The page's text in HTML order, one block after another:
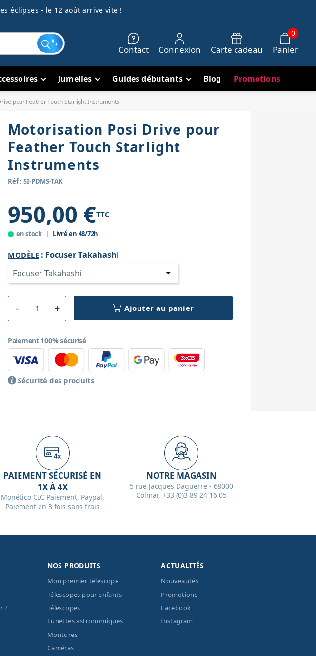
éclipses - le 12 août arrive vite !
Contact Connexion Carte cadeau Panier
0
Jumelles Guides débutants Blog Promotions
pour Feather Touch Starlight Instruments
Motorisation Posi Drive pour
Feather Touch Starlight
Instruments
Réf : SI-PDMS-TAK
950,00 €TTC
en stock Livré en 48/72h
MODÈLE : Focuser Takahashi
Ajouter au panier
Paiement 100% sécurisé
Sécurité des produits
PAIEMENT SÉCURISÉ EN
1X À 4X
Monético CIC Paiement, Paypal,
Paiement en 3 fois sans frais
NOTRE MAGASIN
5 rue Jacques Daguerre - 68000
Colmar, +33 (0)3 89 24 16 05
?
NOS PRODUITS
Mon premier télescope
Télescopes pour enfants
Télescopes
Lunettes astronomiques
Montures
Caméras
ACTUALITÉS
Nouveautés
Promotions
Facebook
Instagram